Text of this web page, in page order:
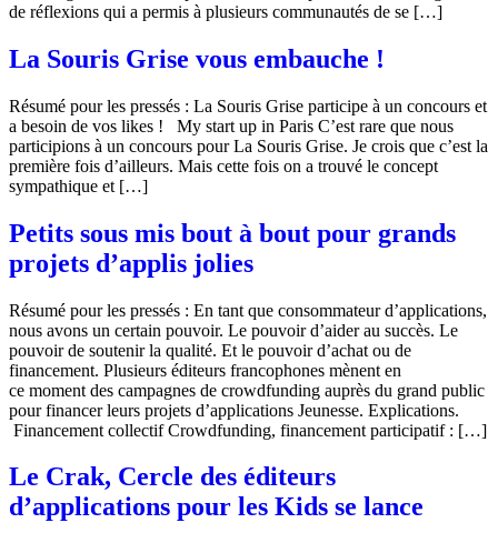
de réflexions qui a permis à plusieurs communautés de se […]
La Souris Grise vous embauche !
Résumé pour les pressés : La Souris Grise participe à un concours et
a besoin de vos likes ! My start up in Paris C’est rare que nous
participions à un concours pour La Souris Grise. Je crois que c’est la
première fois d’ailleurs. Mais cette fois on a trouvé le concept
sympathique et […]
Petits sous mis bout à bout pour grands
projets d’applis jolies
Résumé pour les pressés : En tant que consommateur d’applications,
nous avons un certain pouvoir. Le pouvoir d’aider au succès. Le
pouvoir de soutenir la qualité. Et le pouvoir d’achat ou de
financement. Plusieurs éditeurs francophones mènent en
ce moment des campagnes de crowdfunding auprès du grand public
pour financer leurs projets d’applications Jeunesse. Explications.
Financement collectif Crowdfunding, financement participatif : […]
Le Crak, Cercle des éditeurs
d’applications pour les Kids se lance